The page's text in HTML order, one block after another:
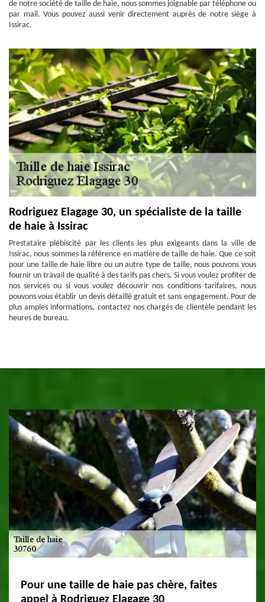
de notre société de taille de haie, nous sommes joignable par téléphone ou
par mail. Vous pouvez aussi venir directement auprès de notre siège à
Issirac.
Rodriguez Elagage 30, un spécialiste de la taille
de haie à Issirac
Prestataire plébiscité par les clients les plus exigeants dans la ville de
Issirac, nous sommes la référence en matière de taille de haie. Que ce soit
pour une taille de haie libre ou un autre type de taille, nous pouvons vous
fournir un travail de qualité à des tarifs pas chers. Si vous voulez profiter de
nos services ou si vous voulez découvrir nos conditions tarifaires, nous
pouvons vous établir un devis détaillé gratuit et sans engagement. Pour de
plus amples informations, contactez nos chargés de clientèle pendant les
heures de bureau.
Pour une taille de haie pas chère, faites
appel à Rodriguez Elagage 30